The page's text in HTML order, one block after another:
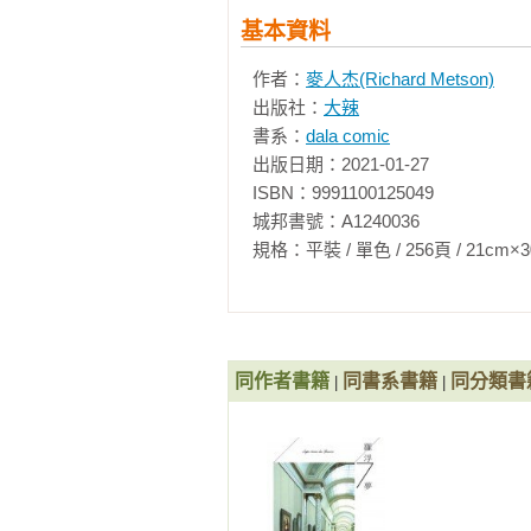
基本資料
作者： 麥人杰(Richard Metson)
出版社： 大辣
書系： dala comic
出版日期：2021-01-27
ISBN：9991100125049
城邦書號：A1240036
規格：平裝 / 單色 / 256頁 /
同作者書籍 同書系書籍 同分類書